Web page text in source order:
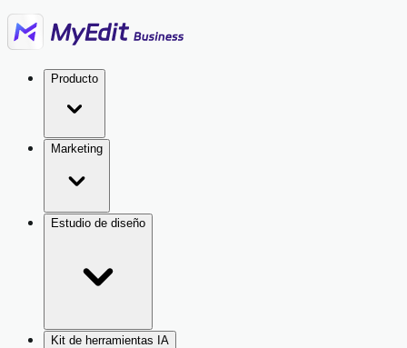
Producto
Marketing
Estudio de diseño
Kit de herramientas IA